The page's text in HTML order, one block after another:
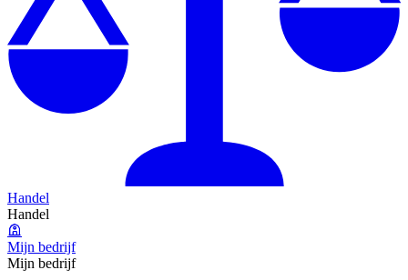
Handel
Handel
Mijn bedrijf
Mijn bedrijf